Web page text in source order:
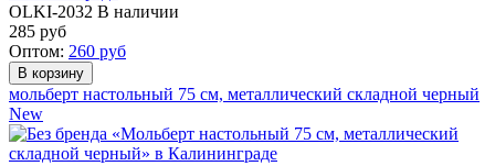
OLKI-2032 В наличии
285 руб
Оптом: 260 руб
мольберт настольный 75 см, металлический складной черный
New